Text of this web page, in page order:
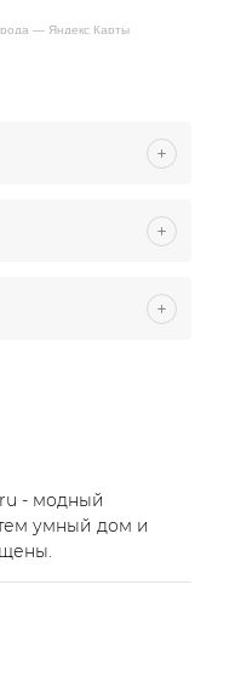
— Яндекс Карты
- модный
умный дом и